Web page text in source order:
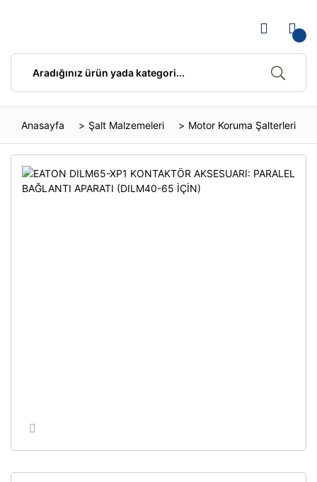
Anasayfa Şalt Malzemeleri Motor Koruma Şalterleri